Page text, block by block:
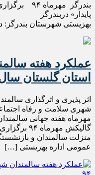
بندرگز
پایدار» دربندرگز
بهزیستی شهرستان
عملکرد هفته
استان گلستان سال
اثر پذیری و اثرگذاری
مهرماه هفته جهانی
گالیکش
منزلت سالمندان و
عمومی اداره بهزیستی […]